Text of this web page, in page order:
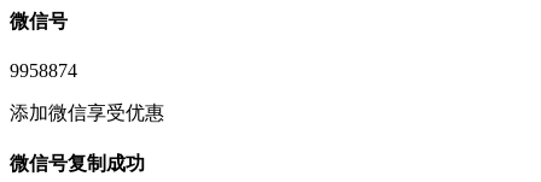
微信号
9958874
添加微信享受优惠
微信号复制成功